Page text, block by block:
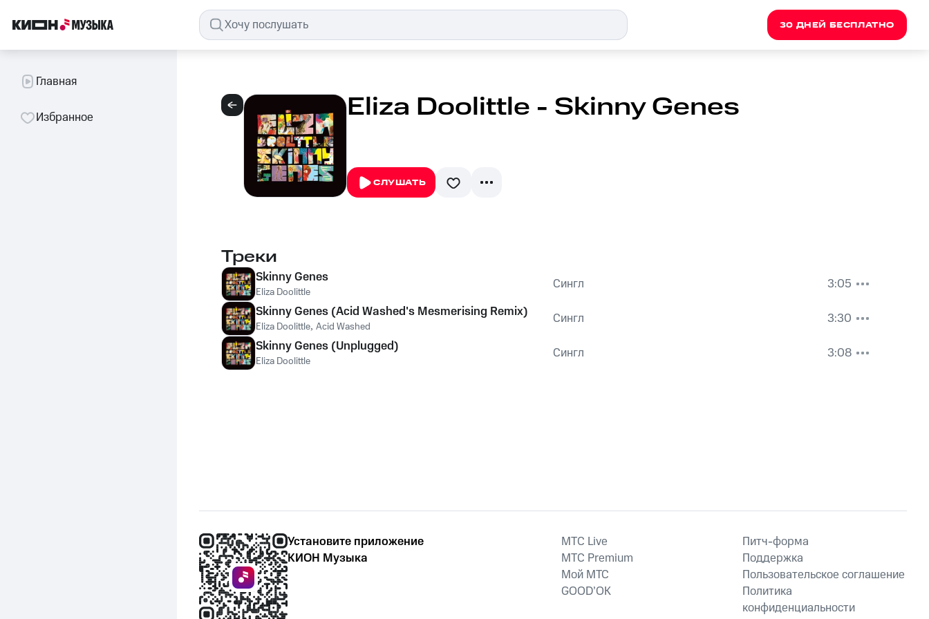
30 ДНЕЙ БЕСПЛАТНО
Главная
Избранное Eliza Doolittle - Skinny Genes
СЛУШАТЬ
Треки
Skinny Genes
Eliza Doolittle Сингл
3:05
Skinny Genes (Acid Washed's Mesmerising Remix)
Eliza Doolittle, Acid Washed Сингл
3:30
Skinny Genes (Unplugged)
Eliza Doolittle Сингл 3:08
Установите приложение
КИОН Музыка
MTС Live
MTС Premium
Мой МТС
GOOD’OK
Питч-форма
Поддержка
Пользовательское соглашение
Политика
конфиденциальности